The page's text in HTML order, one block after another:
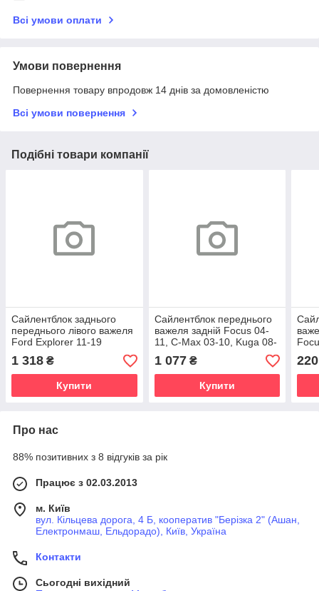
Всі умови оплати
Умови повернення
Повернення товару впродовж 14 днів за домовленістю
Всі умови повернення
Подібні товари компанії
Сайлентблок заднього
переднього лівого важеля
Ford Explorer 11-19
1 318 ₴
Купити
Сайлентблок переднього
важеля задній Focus 04-
11, C-Max 03-10, Kuga 08-
12
1 077₴
Купити
220
Про нас
88% позитивних з 8 відгуків за рік
Працює з 02.03.2013
м. Київ
вул. Кільцева дорога, 4 Б, кооператив "Берізка 2" (Ашан,
Електронмаш, Ельдорадо), Київ, Україна
Контакти
Сьогодні вихідний